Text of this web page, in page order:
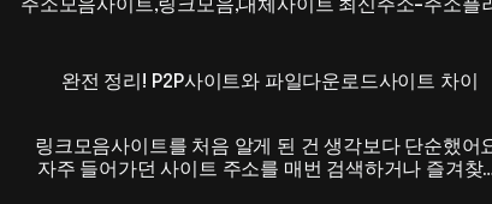
주소모음사이트,링크모음,대체사이트 최신주소-주소플
완전 정리! P2P사이트와 파일다운로드사이트 차이
링크모음사이트를 처음 알게 된 건 생각보다 단순했어
자주 들어가던 사이트 주소를 매번 검색하거나 즐겨찾